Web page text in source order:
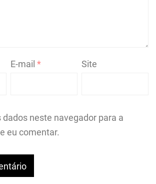
E-mail* Site
dados neste navegador para a
eu comentar.